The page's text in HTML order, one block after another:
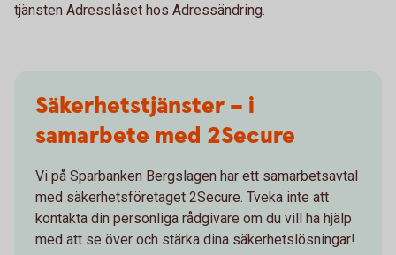
tjänsten Adresslåset hos Adressändring.
Säkerhetstjänster – i
samarbete med 2Secure
Vi på Sparbanken Bergslagen har ett samarbetsavtal
med säkerhetsföretaget 2Secure. Tveka inte att
kontakta din personliga rådgivare om du vill ha hjälp
med att se över och stärka dina säkerhetslösningar!